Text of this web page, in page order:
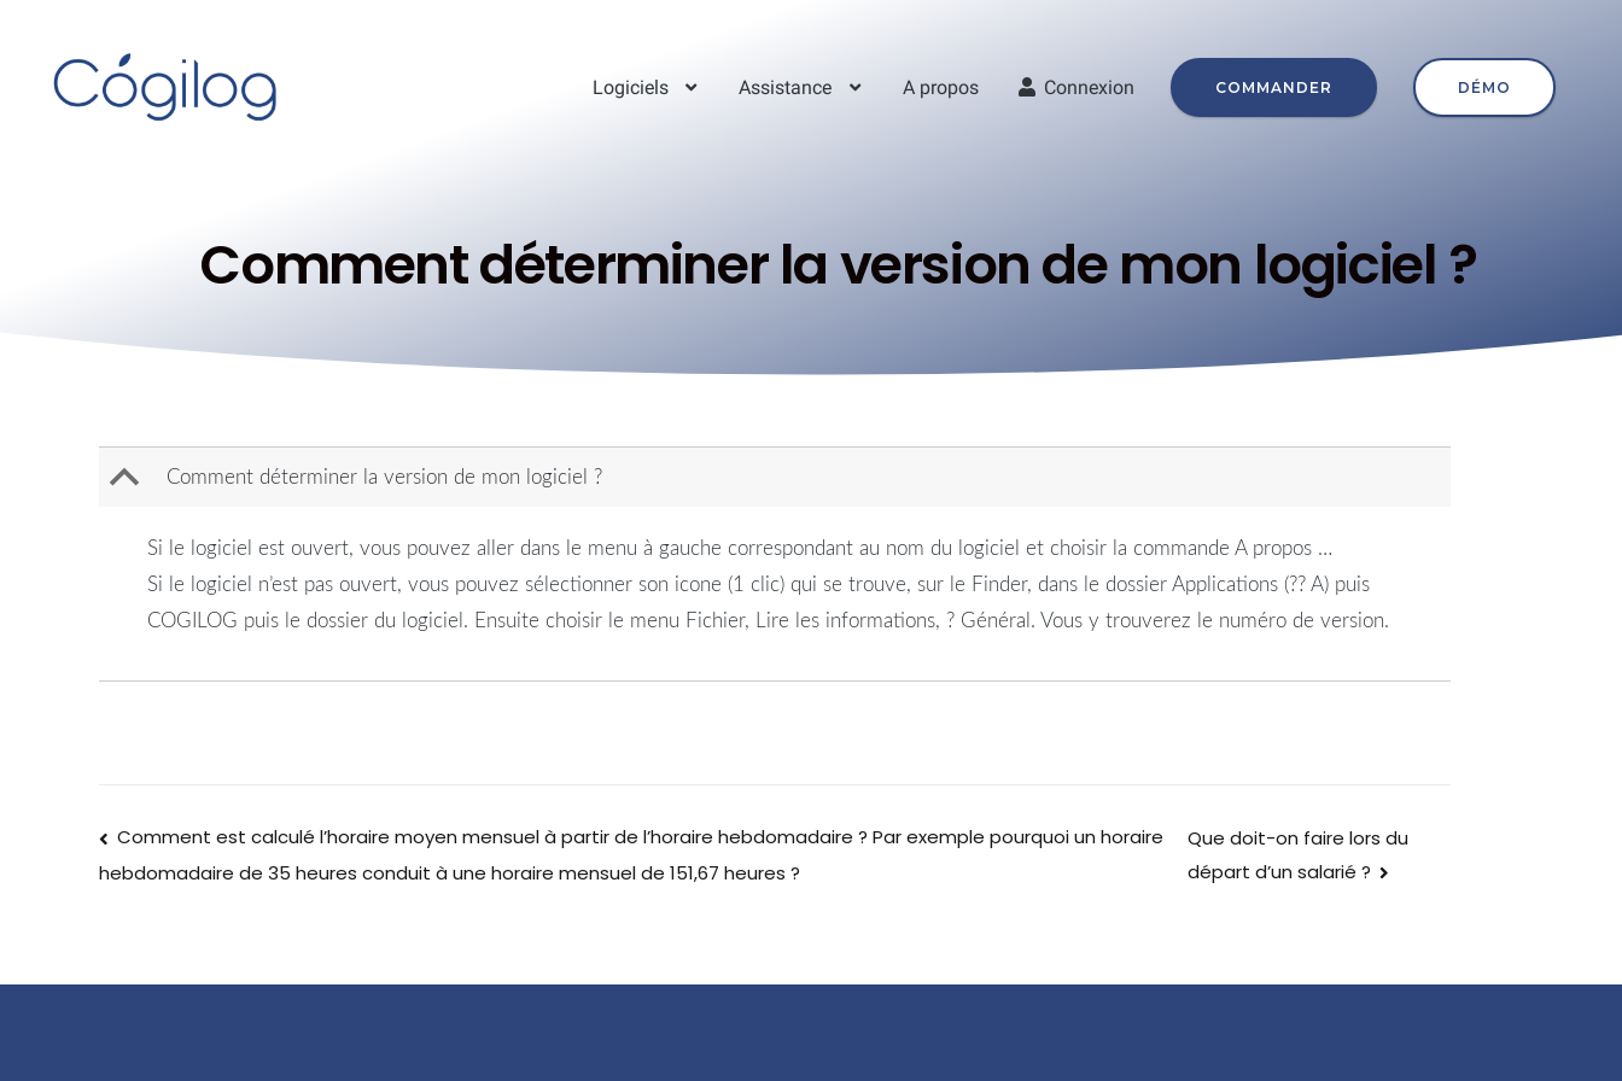
Logiciels Assistance A propos Connexion COMMANDER DÉMO
Comment déterminer la version de mon logiciel ?
B Comment déterminer la version de mon logiciel ?
Si le logiciel est ouvert, vous pouvez aller dans le menu à gauche correspondant au nom du logiciel et choisir la commande A propos …
Si le logiciel n’est pas ouvert, vous pouvez sélectionner son icone (1 clic) qui se trouve, sur le Finder, dans le dossier Applications (?? A) puis
COGILOG puis le dossier du logiciel. Ensuite choisir le menu Fichier, Lire les informations, ? Général. Vous y trouverez le numéro de version.
Comment est calculé l’horaire moyen mensuel à partir de l’horaire hebdomadaire ? Par exemple pourquoi un horaire
hebdomadaire de 35 heures conduit à une horaire mensuel de 151,67 heures ?
Que doit-on faire lors du
départ d’un salarié ?